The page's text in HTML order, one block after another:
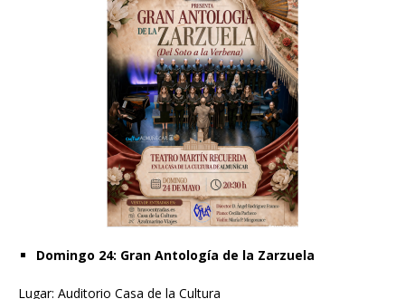
Domingo 24: Gran Antología de la Zarzuela
Lugar: Auditorio Casa de la Cultura